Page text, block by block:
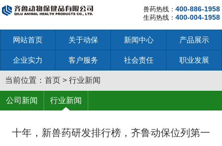
兽药热线： 400-886-1958
生药热线： 400-004-1958
网站首页 关于动保 新闻中心 产品展示
企业实力 客户服务 社会责任 职业发展
当前位置： 首页 > 行业新闻
公司新闻 行业新闻
十年，新兽药研发排行榜，齐鲁动保位列第一